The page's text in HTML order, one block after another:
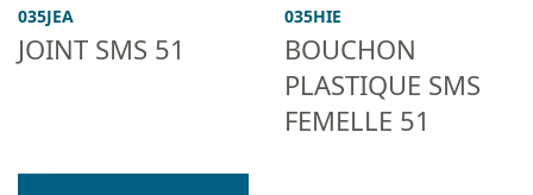
035JEA
JOINT SMS 51
035HIE
BOUCHON
PLASTIQUE SMS
FEMELLE 51